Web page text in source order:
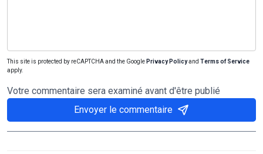
This site is protected by reCAPTCHA and the Google Privacy Policyand Terms of Service
apply.
Votre commentaire sera examiné avant d'être publié
Envoyer le commentaire